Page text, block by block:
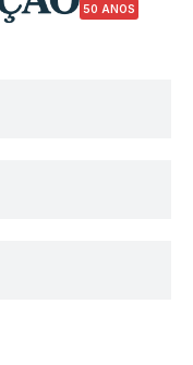
50 ANOS